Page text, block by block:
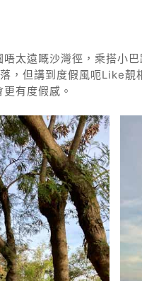
太遠嘅沙灣徑，乘搭小
，但講到度假風呃Like
有度假感。